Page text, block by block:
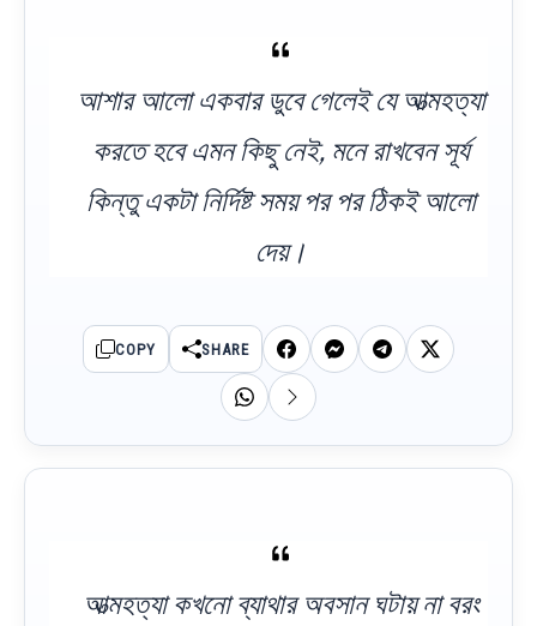
আশার আলো একবার ডুবে গেলেই যে আত্মহত্যা
করতে হবে এমন কিছু নেই, মনে রাখবেন সূর্য
কিন্তু একটা নির্দিষ্ট সময় পর পর ঠিকই আলো
দেয়।
COPY SHARE
আত্মহত্যা কখনো ব্যাথার অবসান ঘটায় না বরং